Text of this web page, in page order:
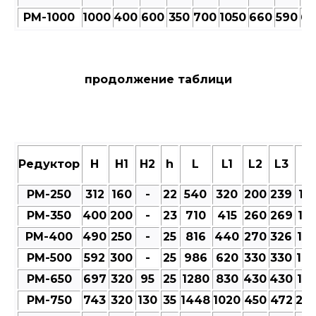
РМ-1000
1000 400 600 350 700 1050 660 590
продолжение таблици
Редуктор Н Н1 Н2 h L L1 L2 L3
РМ-250 312 160 - 22 540 320 200 239 101
РМ-350
400 200 - 23 710 415 260 269 122
РМ-400
490 250 - 25 816 440 270 326 128
РМ-500
592 300 - 25 986 620 330 330
РМ-650
697 320 95 25 1280 830 430 430 183
РМ-750
743 320 130 35 1448 1020 450 472